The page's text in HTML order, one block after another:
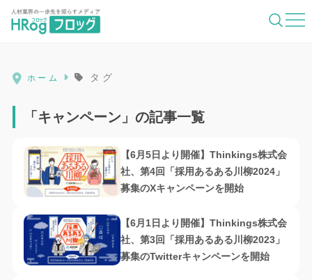
HRog | 人材業界の一歩先を照らすメディ
ホーム タグ
「キャンペーン」の記事一覧
【6月5日より開催】Thinkings株式会
社、第4回「採用あるある川柳2024」
募集のXキャンペーンを開始
【6月1日より開催】Thinkings株式会
社、第3回「採用あるある川柳2023」
募集のTwitterキャンペーンを開始